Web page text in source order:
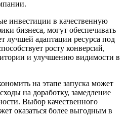
инвестиции в качественную
бизнеса, могут обеспечивать
лучшей адаптации ресурса под
росту конверсий,
и улучшению видимости в
на этапе запуска может
на доработку, замедление
Выбор качественного
оказаться более выгодным в